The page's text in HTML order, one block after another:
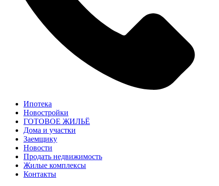
Ипотека
Новостройки
ГОТОВОЕ ЖИЛЬЁ
Дома и участки
Заемщику
Новости
Продать недвижимость
Жилые комплексы
Контакты